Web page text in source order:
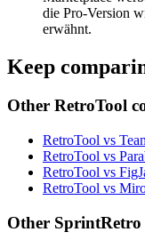
die Pro-Version
erwähnt.
Keep
Other RetroTool
RetroTool vs
RetroTool vs
RetroTool vs
RetroTool vs
Other SprintRetro